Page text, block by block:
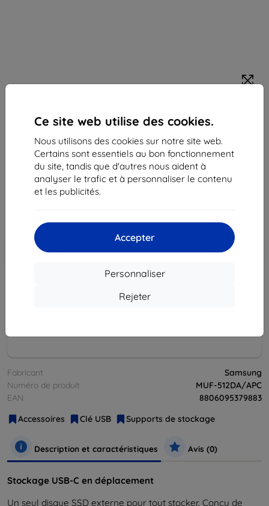
Ce site web utilise des cookies.
Nous utilisons des cookies sur notre site web.
Certains sont essentiels au bon fonctionnement
du site, tandis que d'autres nous aident à
analyser le trafic et à personnaliser le contenu
et les publicités.
Accepter
Personnaliser
Rejeter
Samsung 512GB USB 3.2 USB-C Bleu
Description et caractéristiques
76,90 €
69,20 €
-10%
Réduction avec coupon
EXTRA10
Ajouter au
panier
Fabricant
Samsung
Numéro de produit
MUF-512DA/APC
EAN
8806095379883
Accessoires
Clé USB Supports de stockage
Description et caractéristiques Avis (0)
Stockage USB-C en déplacement
Un seul disque SSD externe pour tout stocker. Conçu de